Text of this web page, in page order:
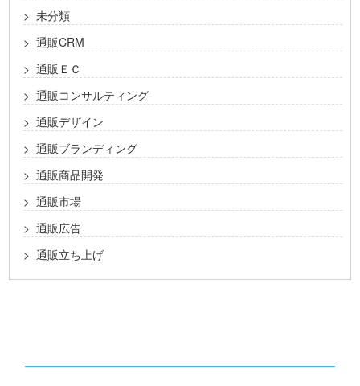
未分類
通販CRM
通販ＥＣ
通販コンサルティング
通販デザイン
通販ブランディング
通販商品開発
通販市場
通販広告
通販立ち上げ